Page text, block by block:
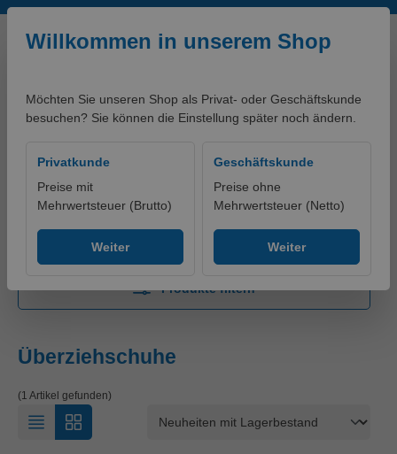
Zum Hauptinhalt springen
Willkommen in unserem Shop
Möchten Sie unseren Shop als Privat- oder Geschäftskunde
besuchen? Sie können die Einstellung später noch ändern.
Privatkunde
Preise mit
Mehrwertsteuer (Brutto)
Weiter
Geschäftskunde
Preise ohne
Mehrwertsteuer (Netto)
Weiter
Überziehschuhe
Produkte filtern
Überziehschuhe
(1 Artikel gefunden)